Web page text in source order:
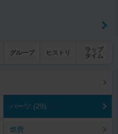
グループ ヒストリ
ラップ
タイム
パーツ (29)
燃費